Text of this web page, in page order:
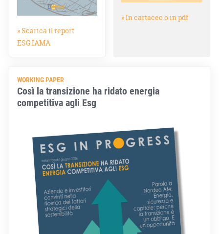
» Scarica il report
ESG.IAMA
» In cartaceo o in pdf
WORKING PAPER
Così la transizione ha ridato energia
competitiva agli Esg